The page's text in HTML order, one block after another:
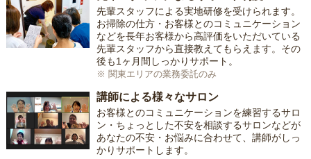
先輩スタッフによる実地研修を受けられます。
お掃除の仕方・お客様とのコミュニケーション
などを長年お客様から高評価をいただいている
先輩スタッフから直接教えてもらえます。その
後も1ヶ月間しっかりサポート。
※ 関東エリアの業務委託のみ
講師による様々なサロン
お客様とのコミュニケーションを練習するサロ
ン・ちょっとした不安を相談するサロンなどが
あなたの不安・お悩みに合わせて、講師がしっ
かりサポートします。